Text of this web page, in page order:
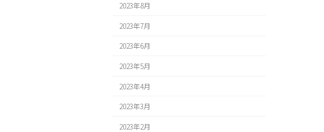
2023年8月
2023年7月
2023年6月
2023年5月
2023年4月
2023年3月
2023年2月